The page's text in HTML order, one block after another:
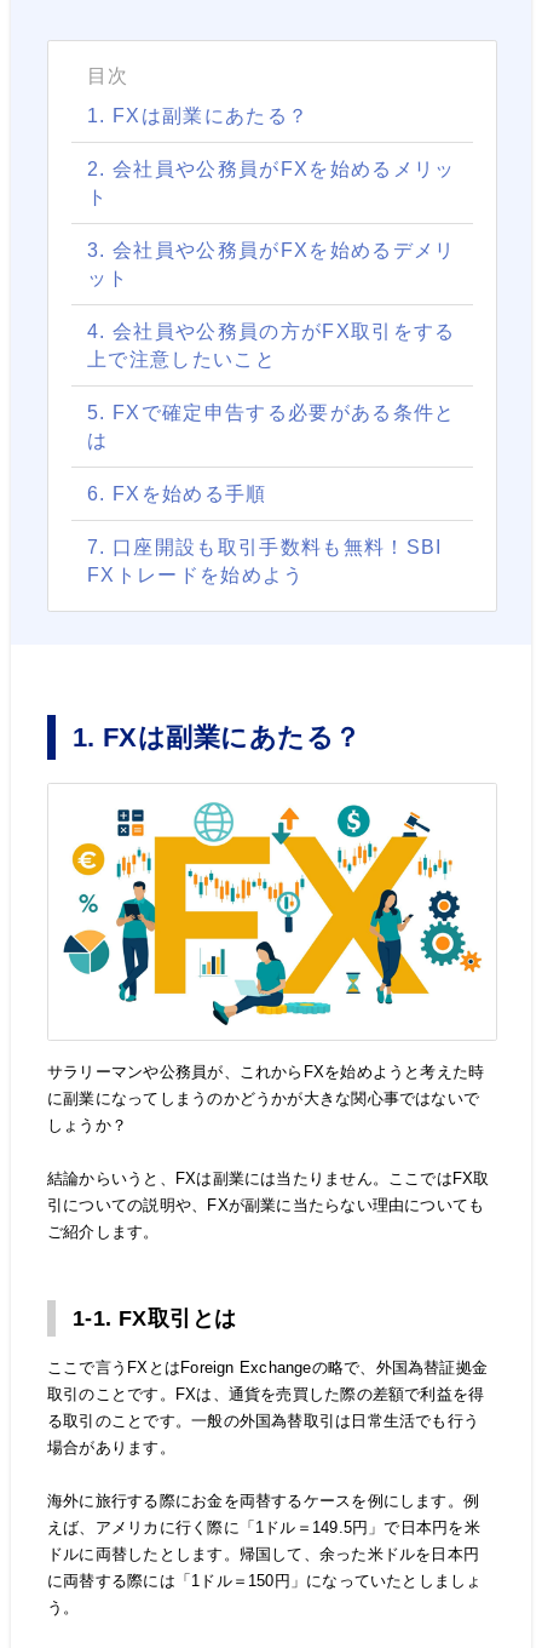
目次
1. FXは副業にあたる？
2. 会社員や公務員がFXを始めるメリッ
ト
3. 会社員や公務員がFXを始めるデメリ
ット
4. 会社員や公務員の方がFX取引をする
上で注意したいこと
5. FXで確定申告する必要がある条件と
は
6. FXを始める手順
7. 口座開設も取引手数料も無料！SBI
FXトレードを始めよう
1. FXは副業にあたる？
サラリーマンや公務員が、これからFXを始めようと考えた時
に副業になってしまうのかどうかが大きな関心事ではないで
しょうか？
結論からいうと、FXは副業には当たりません。ここではFX取
引についての説明や、FXが副業に当たらない理由についても
ご紹介します。
1-1. FX取引とは
ここで言うFXとはForeign Exchangeの略で、外国為替証拠金
取引のことです。FXは、通貨を売買した際の差額で利益を得
る取引のことです。一般の外国為替取引は日常生活でも行う
場合があります。
海外に旅行する際にお金を両替するケースを例にします。例
えば、アメリカに行く際に「1ドル＝149.5円」で日本円を米
ドルに両替したとします。帰国して、余った米ドルを日本円
に両替する際には「1ドル＝150円」になっていたとしましょ
う。